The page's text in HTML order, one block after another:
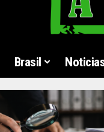
Brasil